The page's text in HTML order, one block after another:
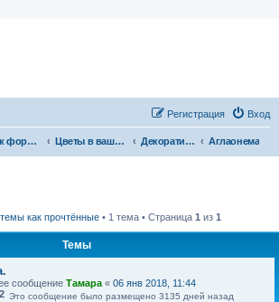
Вход
Регистрация
Список форумов Цветы в вашем доме Декоративнолиственные растения Аглаонема
как прочтённые• 1 тема • Страница 1 из 1
Темы
сообщение Тамара « 06 янв 2018, 11:44
2 Это сообщение было размещено 3135 дней назад